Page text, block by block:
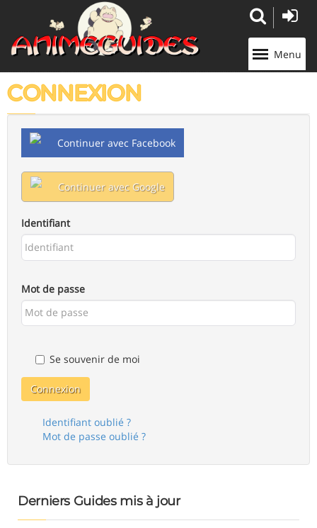
Menu
CONNEXION
Continuer avec Facebook
Continuer avec Google
Identifiant
Mot de passe
Se souvenir de moi
Connexion
Identifiant oublié ?
Mot de passe oublié ?
Derniers Guides mis à jour
Panneau de gestion des cookies